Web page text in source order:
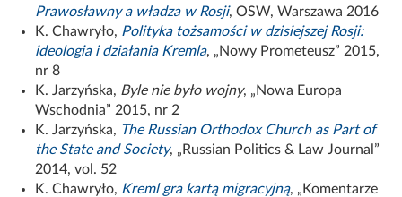
Prawosławny a władza w Rosji, OSW, Warszawa 2016
K. Chawryło, Polityka tożsamości w dzisiejszej Rosji:
ideologia i działania Kremla, „Nowy Prometeusz” 2015,
nr 8
K. Jarzyńska, Byle nie było wojny, „Nowa Europa
Wschodnia” 2015, nr 2
K. Jarzyńska, The Russian Orthodox Church as Part of
the State and Society, „ Russian Politics & Law Journal”
2014, vol. 52
K. Chawryło, Kreml gra kartą migracyjną, „Komentarze